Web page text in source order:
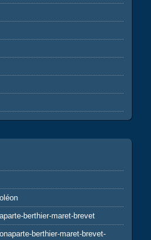
berthier-maret-brevet
berthier-maret-brevet-